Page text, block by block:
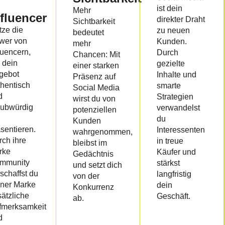
die
von
dein
ihre
du
Marke
Mehr
Sichtbarkeit
bedeutet
mehr
Chancen: Mit
einer starken
Präsenz auf
Social Media
wirst du von
potenziellen
Kunden
wahrgenommen,
bleibst im
Gedächtnis
und setzt dich
von der
Konkurrenz
ab.
ist dein
direkter Draht
zu neuen
Kunden.
Durch
gezielte
Inhalte und
smarte
Strategien
verwandelst
du
Interessenten
in treue
Käufer und
stärkst
langfristig
dein
Geschäft.